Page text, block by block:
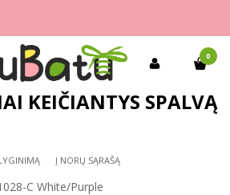
0
keičiantys spalvą
AULINUKAI
KEIČIANTYS SPALVĄ
Į NORŲ SĄRAŠĄ
C White/Purple